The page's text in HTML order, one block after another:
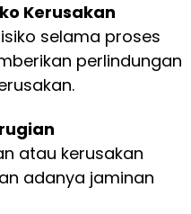
Kerusakan
selama proses
perlindungan
atau kerusakan
adanya jaminan